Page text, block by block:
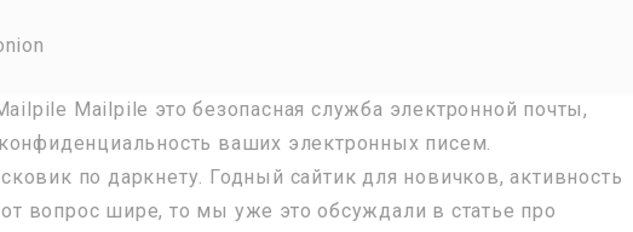
Mailpile это безопасная служба электронной почты,
ваших электронных писем.
по даркнету. Годный сайтик для новичков, активность
вопрос шире, то мы уже это обсуждали в статье про